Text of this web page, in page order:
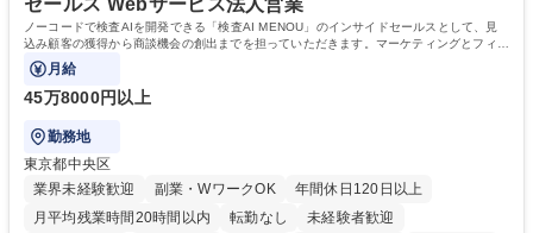
セールス Webサービス法人営業
ノーコードで検査AIを開発できる「検査AI MENOU」のインサイドセールスとして、見
込み顧客の獲得から商談機会の創出までを担っていただきます。マーケティングとフィー
ルドセールスをつなぐ役割として、
月給
45万8000円以上
勤務地
東京都中央区
業界未経験歓迎
副業・WワークOK
年間休日120日以上
月平均残業時間20時間以内
転勤なし 未経験者歓迎